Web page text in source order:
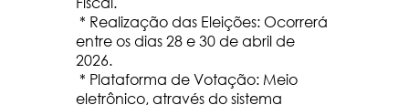
* Realização das Eleições: Ocorrerá
entre os dias 28 e 30 de abril de
2026.
* Plataforma de Votação: Meio
eletrônico, através do sistema